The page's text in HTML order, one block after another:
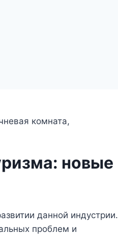
новые
данной индустрии.
проблем и